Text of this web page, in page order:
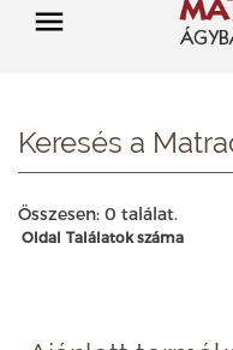
Keresés a
Összesen: 0 találat.
Oldal Találatok száma